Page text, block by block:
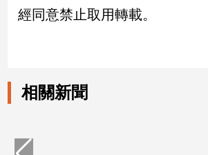
經同意禁止取用轉載。
相關新聞